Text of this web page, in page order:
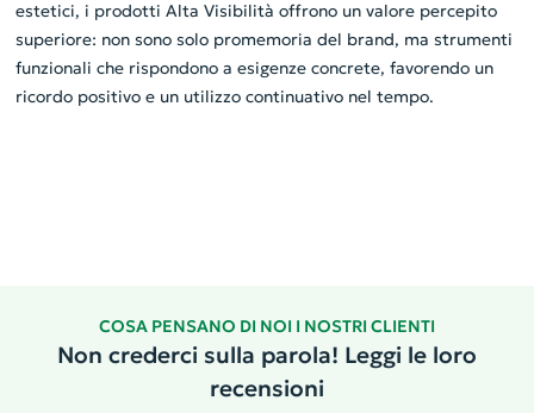
estetici, i prodotti Alta Visibilità offrono un valore percepito
superiore: non sono solo promemoria del brand, ma strumenti
funzionali che rispondono a esigenze concrete, favorendo un
ricordo positivo e un utilizzo continuativo nel tempo.
COSA PENSANO DI NOI I NOSTRI CLIENTI
Non crederci sulla parola! Leggi le loro
recensioni